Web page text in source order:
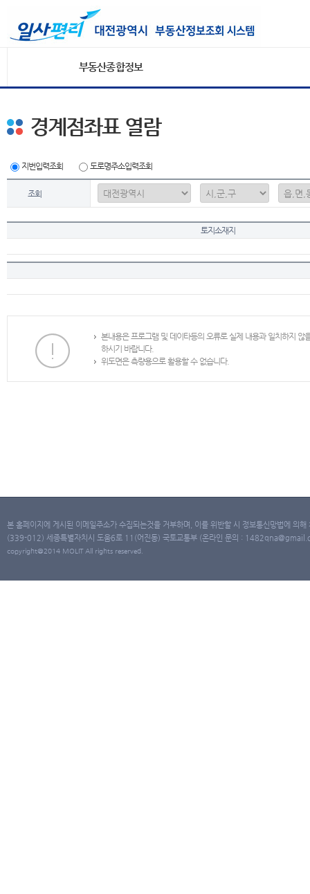
부동산종합정보
경계점좌표 열람
지번입력조회 도로명주소입력조회
조회
토지소재지
본내용은 프로그램 및 데이타등의 오류로 실제 내용과 일치하지
하시기 바랍니다.
위도면은 측량용으로 활용할 수 없습니다.
본 홈페이지에 게시된 이메일주소가 수집되는것을 거부하며, 이를 위반할 시 정보통신망법에 의
(339-012) 세종특별자치시 도움6로 11(어진동) 국토교통부 (온라인 문의 :
copyright@2014 MOLIT All rights reserved.